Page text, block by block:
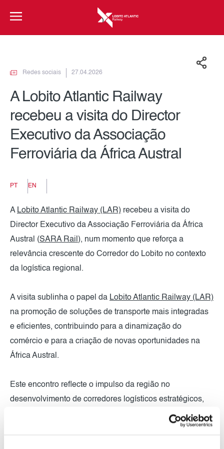
Redes sociais 27.04.2026
A Lobito Atlantic Railway
recebeu a visita do Director
Executivo da Associação
Ferroviária da África Austral
PT EN
A Lobito Atlantic Railway (LAR) recebeu a visita do
Director Executivo da Associação Ferroviária da África
Austral (SARA Rail ), num momento que reforça a
relevância crescente do Corredor do Lobito no contexto
da logística regional.
A visita sublinha o papel da Lobito Atlantic Railway (LAR)
na promoção de soluções de transporte mais integradas
e eficientes, contribuindo para a dinamização do
comércio e para a criação de novas oportunidades na
África Austral.
Este encontro reflecte o impulso da região no
desenvolvimento de corredores logísticos estratégicos,
orientados para a conectividade e a competitividade dos